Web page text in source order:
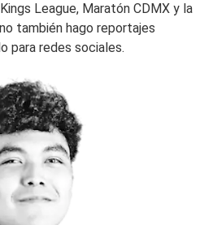
League, Maratón CDMX y la
también hago reportajes
para redes sociales.